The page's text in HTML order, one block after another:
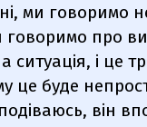
ми говоримо
говоримо про
ситуація, і це
це буде
він